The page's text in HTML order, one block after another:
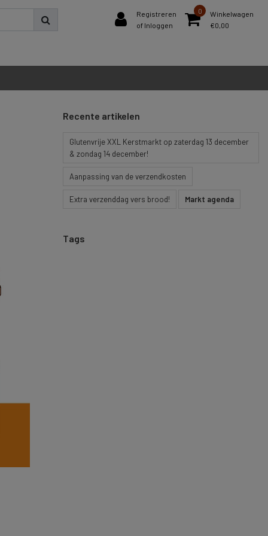
Registreren
of Inloggen
0
Winkelwagen
€0,00
Recente artikelen
Glutenvrije XXL Kerstmarkt op zaterdag 13 december
& zondag 14 december!
Aanpassing van de verzendkosten
Extra verzenddag vers brood! Markt agenda
Tags